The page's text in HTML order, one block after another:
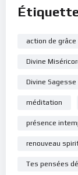
action de grâce
Divine
Divine Sagesse
méditation
présence
renouveau
Tes pensées